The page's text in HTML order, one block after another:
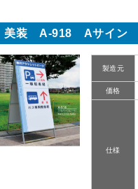
美装 A-918 Aサイン
製造元
価格
仕様